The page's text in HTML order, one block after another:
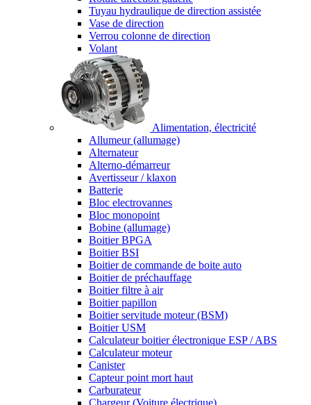
Tuyau hydraulique de direction assistée
Vase de direction
Verrou colonne de direction
Volant
Alimentation, électricité
Allumeur (allumage)
Alternateur
Alterno-démarreur
Avertisseur / klaxon
Batterie
Bloc electrovannes
Bloc monopoint
Bobine (allumage)
Boitier BPGA
Boitier BSI
Boitier de commande de boite auto
Boitier de préchauffage
Boitier filtre à air
Boitier papillon
Boitier servitude moteur (BSM)
Boitier USM
Calculateur boitier électronique ESP / ABS
Calculateur moteur
Canister
Capteur point mort haut
Carburateur
Chargeur (Voiture électrique)